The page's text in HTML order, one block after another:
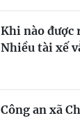
Khi nào được
Nhiều tài xế
Công an xã